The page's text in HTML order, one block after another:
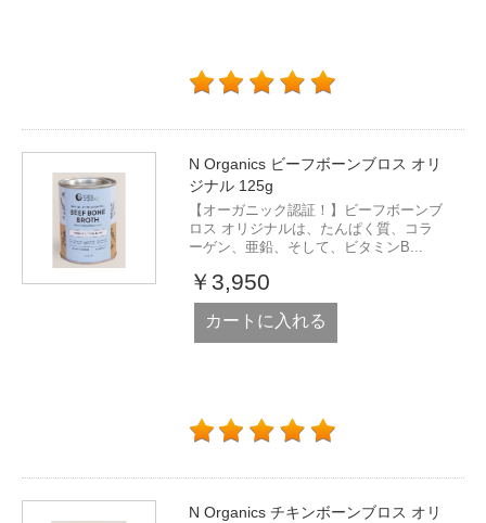
N Organics ビーフボーンブロス オリ
ジナル 125g
【オーガニック認証！】ビーフボーンブ
ロス オリジナルは、たんぱく質、コラ
ーゲン、亜鉛、そして、ビタミンB...
￥3,950
カートに入れる
N Organics チキンボーンブロス オリ